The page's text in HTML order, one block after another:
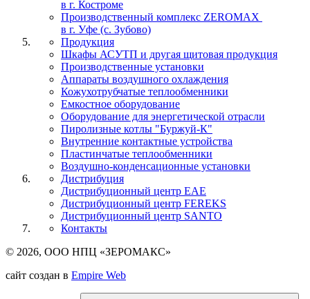
в г. Костроме
Производственный комплекс ZEROMAX
в г. Уфе (с. Зубово)
Продукция
Шкафы АСУТП и другая щитовая продукция
Производственные установки
Аппараты воздушного охлаждения
Кожухотрубчатые теплообменники
Емкостное оборудование
Оборудование для энергетической отрасли
Пиролизные котлы "Буржуй-К"
Внутренние контактные устройства
Пластинчатые теплообменники
Воздушно-конденсационные установки
Дистрибуция
Дистрибуционный центр EAE
Дистрибуционный центр FEREKS
Дистрибуционный центр SANTO
Контакты
© 2026, ООО НПЦ «ЗЕРОМАКС»
сайт создан в Empire Web